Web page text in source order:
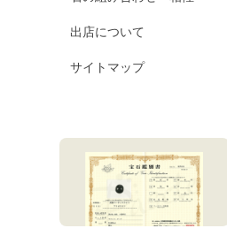
出店について
サイトマップ